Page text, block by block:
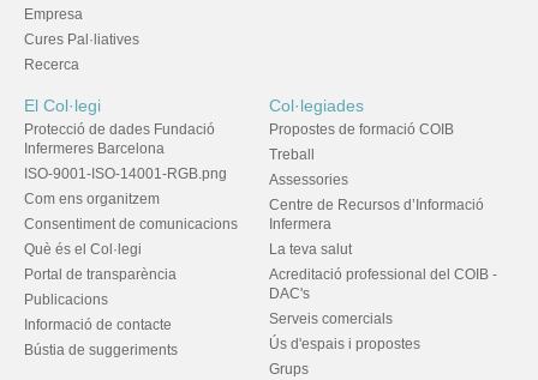
Empresa
Cures Pal·liatives
Recerca
El Col·legi
Protecció de dades Fundació
Infermeres Barcelona
ISO-9001-ISO-14001-RGB.png
Com ens organitzem
Consentiment de comunicacions
Què és el Col·legi
Portal de transparència
Publicacions
Informació de contacte
Bústia de suggeriments
Col·legiades
Propostes de formació COIB
Treball
Assessories
Centre de Recursos d’Informació
Infermera
La teva salut
Acreditació professional del COIB -
DAC's
Serveis comercials
Ús d'espais i propostes
Grups